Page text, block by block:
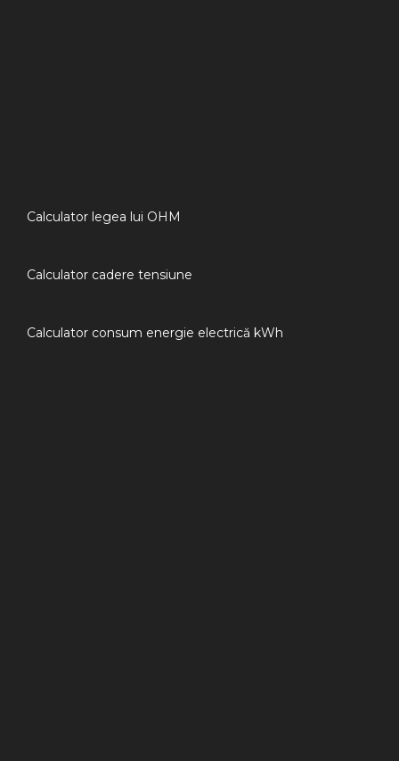
Calculator legea lui OHM
Calculator cadere tensiune
Calculator consum energie electrică kWh